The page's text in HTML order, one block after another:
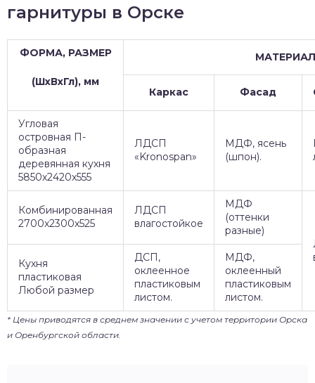
гарнитуры в Орске
ФОРМА, РАЗМЕР
(ШхВхГл), мм
Каркас Фасад
Угловая
островная П-
образная
деревянная кухня
5850х2420х555
ЛДСП
«Kronospan»
МДФ, ясень
(шпон).
Комбинированная
2700х2300х525
ЛДСП
влагостойкое
МДФ
(оттенки
разные)
Кухня
пластиковая
Любой размер
ДСП,
оклеенное
пластиковым
листом.
МДФ,
оклеенный
пластиковым
листом.
* Цены приводятся в среднем значении с учетом территории Орска
и Оренбургской области.